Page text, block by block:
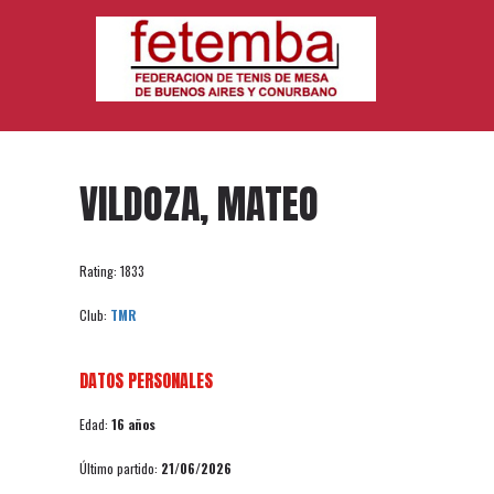
VILDOZA, MATEO
Rating: 1833
Club: TMR
DATOS PERSONALES
Edad: 16 años
Último partido: 21/06/2026